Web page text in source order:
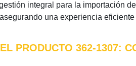
integral para la importación
una experiencia
PRODUCTO 362-1307: